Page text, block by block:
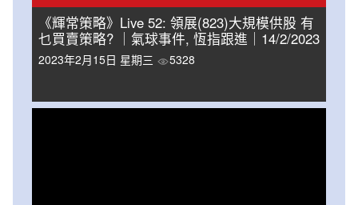
《輝常策略》Live 52: 領展(823)大規模供股 有
乜買賣策略? ｜氣球事件, 恆指跟進｜14/2/2023
2023年2月15日 星期三 5328